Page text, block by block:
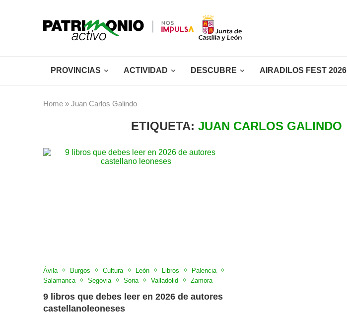
PROVINCIAS ACTIVIDAD DESCUBRE AIRADILOS FEST 2026
Home » Juan Carlos Galindo
ETIQUETA:JUAN CARLOS GALINDO
Ávila Burgos Cultura León Libros
Palencia
Salamanca
Segovia Soria Valladolid Zamora
9 libros que debes leer en 2026 de autores
castellanoleoneses